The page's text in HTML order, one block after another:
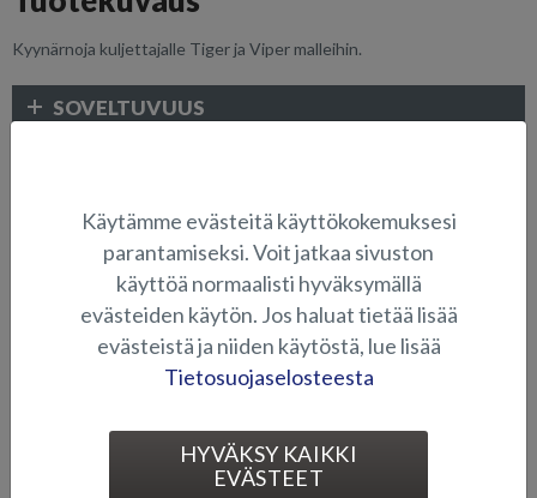
Kyynärnoja kuljettajalle Tiger ja Viper malleihin.
SOVELTUVUUS
ELEKTRONIIKKA JA MUUT VARUSTEET
Käytämme evästeitä käyttökokemuksesi
parantamiseksi. Voit jatkaa sivuston
käyttöä normaalisti hyväksymällä
evästeiden käytön. Jos haluat tietää lisää
evästeistä ja niiden käytöstä, lue lisää
Tietosuojaselosteesta
HYVÄKSY KAIKKI
EVÄSTEET